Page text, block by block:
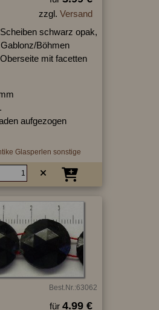
zzgl. Versand
schwarz opak,
Böhmen
mit facetten
aufgezogen
Glasperlen sonstige
Best.Nr.:63062
für 4.99 €